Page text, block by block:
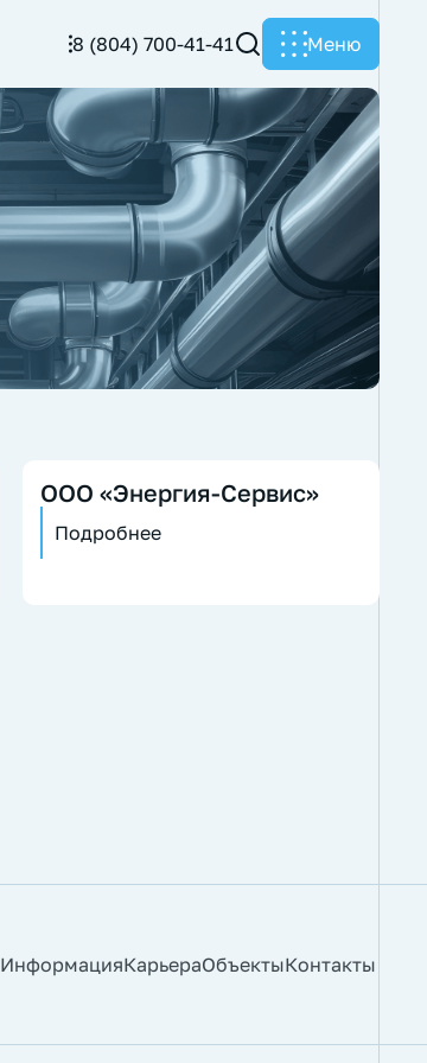
8 (804) 700-41-41 Меню
ООО «Энергия-Сервис»
Подробнее
ИнформацияКарьераОбъектыКонтакты